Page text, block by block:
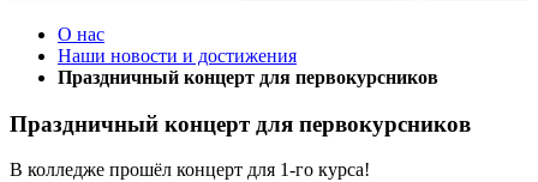
О нас
Наши новости и достижения
Праздничный концерт для первокурсников
Праздничный концерт для первокурсников
В колледже прошёл концерт для 1-го курса!